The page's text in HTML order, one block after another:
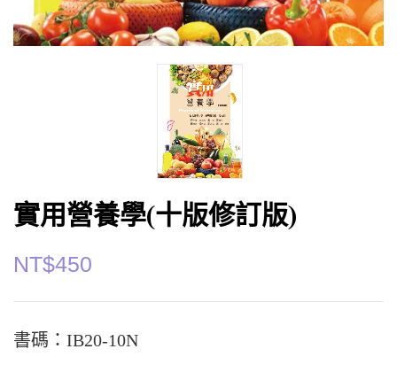
實用營養學(十版修訂版)
NT$450
書碼：IB20-10N